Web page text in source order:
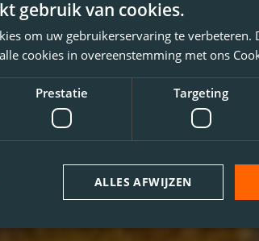
gebruik van cookies.
om uw gebruikerservaring te verbeteren.
cookies in overeenstemming met ons
Prestatie Targeting
ALLES AFWIJZEN